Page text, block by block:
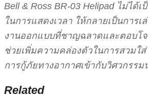
Bell & Ross BR-03 Helipad ไม่ได้
ในการแสดงเวลา ให้กลายเป็นการ
งานออกแบบที่ชาญฉลาดและตอบโจ
ช่วยเพิ่มความคล่องตัวในการสวม
การกู้ภัยทางอากาศเข้ากับวิศวกรร
Related